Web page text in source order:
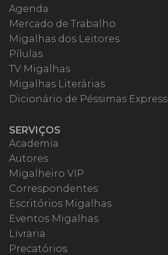
Agenda
Mercado de Trabalho
Migalhas dos Leitores
Pílulas
TV Migalhas
Migalhas Literárias
Dicionário de Péssimas
SERVIÇOS
Academia
Autores
Migalheiro VIP
Correspondentes
Escritórios Migalhas
Eventos Migalhas
Livraria
Precatórios